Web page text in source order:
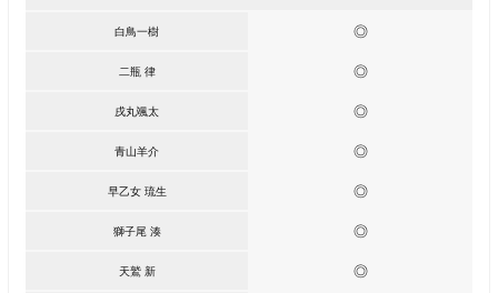
白鳥一樹 ◎
二瓶 律 ◎
戌丸颯太 ◎
青山羊介 ◎
早乙女 琉生 ◎
獅子尾 湊 ◎
天鷲 新 ◎